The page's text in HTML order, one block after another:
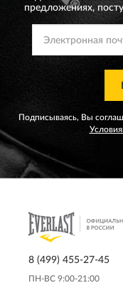
предложениях,
Подписываясь, Вы
8 (499) 455-27-45
ПН-ВС 9:00-21:00